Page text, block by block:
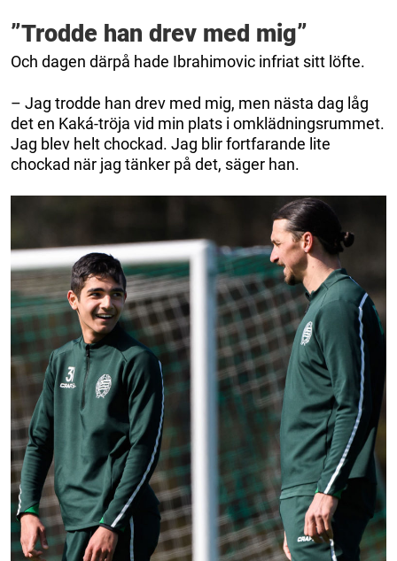
”Trodde han drev med mig”
Och dagen därpå hade Ibrahimovic infriat sitt löfte.
– Jag trodde han drev med mig, men nästa dag låg
det en Kaká-tröja vid min plats i omklädningsrummet.
Jag blev helt chockad. Jag blir fortfarande lite
chockad när jag tänker på det, säger han.